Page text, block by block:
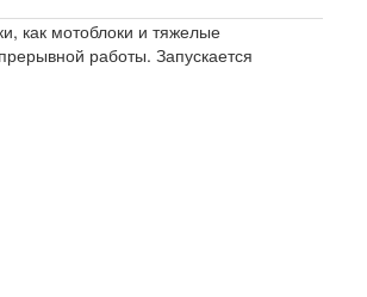
как мотоблоки и тяжелые
работы. Запускается